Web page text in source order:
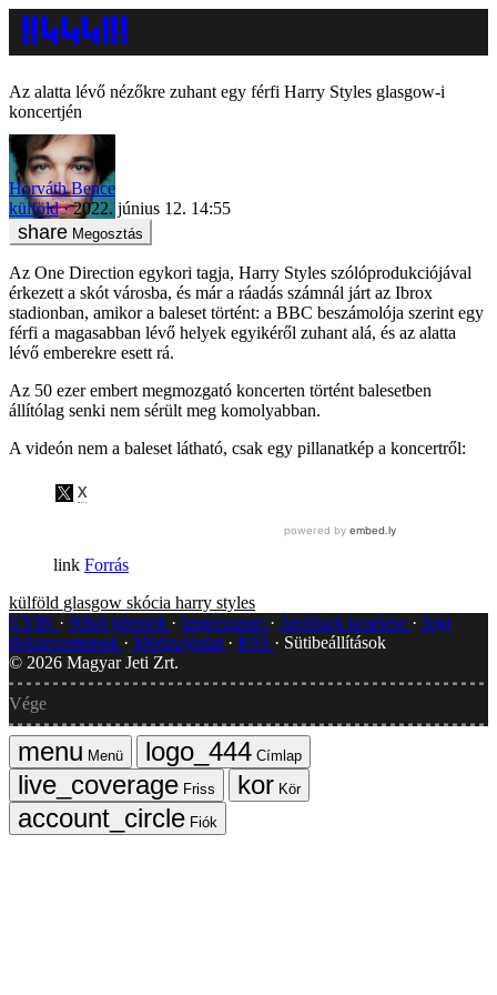
Az alatta lévő nézőkre zuhant egy férfi Harry Styles glasgow-i
koncertjén
Horváth Bence
külföld
2022. június 12. 14:55
Megosztás
Az One Direction egykori tagja, Harry Styles szólóprodukciójával
érkezett a skót városba, és már a ráadás számnál járt az Ibrox
stadionban, amikor a baleset történt: a BBC beszámolója szerint egy
férfi a magasabban lévő helyek egyikéről zuhant alá, és az alatta
lévő emberekre esett rá.
Az 50 ezer embert megmozgató koncerten történt balesetben
állítólag senki nem sérült meg komolyabban.
A videón nem a baleset látható, csak egy pillanatkép a koncertről:
Forrás
külföld glasgow skócia harry styles
GYIK
Hibát jelentek Impresszum Javítások kezelése
Jogi
dokumentumok
Médiaajánlat RSS
Sütibeállítások
© 2026 Magyar Jeti Zrt.
Vége
Menü
Címlap
Friss
Kör
Fiók